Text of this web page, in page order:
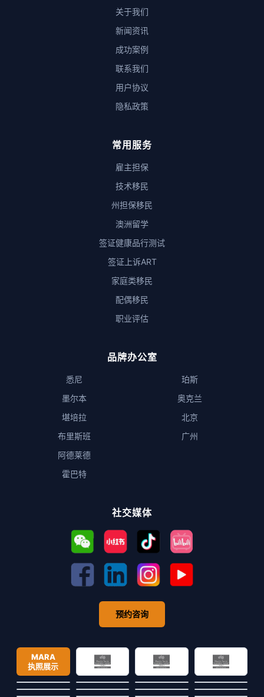
关于我们
新闻资讯
成功案例
联系我们
用户协议
隐私政策
常用服务
雇主担保
技术移民
州担保移民
澳洲留学
签证健康品行测试
签证上诉ART
家庭类移民
配偶移民
职业评估
品牌办公室
悉尼
墨尔本
堪培拉
布里斯班
阿德莱德
霍巴特
珀斯
奥克兰
北京
广州
社交媒体
预约咨询
MARA
执照展示